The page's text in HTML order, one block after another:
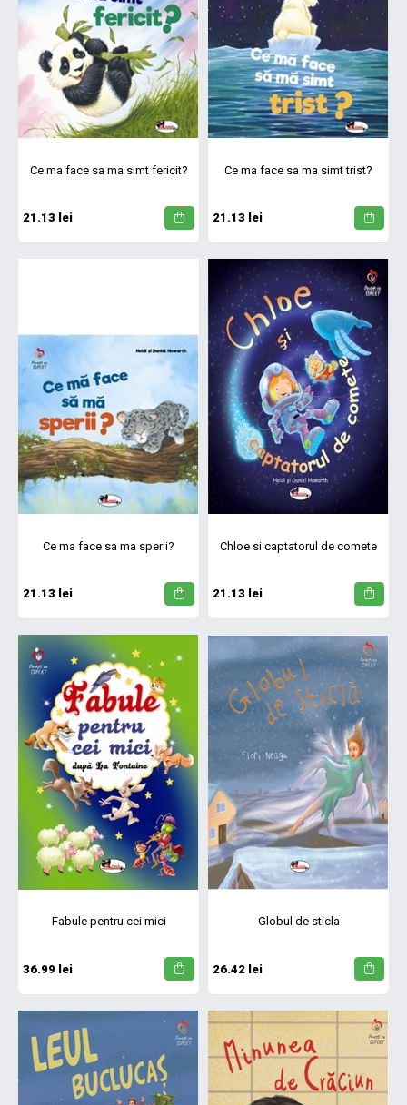
Ce ma face sa ma simt fericit?
21.13 lei
Ce ma face sa ma simt trist?
21.13 lei
Ce ma face sa ma sperii?
21.13 lei
Chloe si captatorul de comete
21.13 lei
Fabule pentru cei mici
36.99 lei
Globul de sticla
26.42 lei